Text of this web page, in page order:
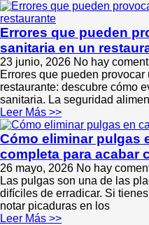
Errores que pueden
sanitaria en un
23 junio, 2026 No hay
Errores que pueden
restaurante: descubre cómo
sanitaria. La seguridad
Leer Más >>
Cómo eliminar pulgas
completa para acabar
26 mayo, 2026 No hay
Las pulgas son una de las
difíciles de erradicar. Si
notar picaduras en los
Leer Más >>